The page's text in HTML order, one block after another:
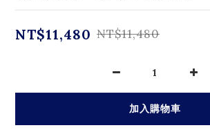
NT$11,480 NT$11,480
加入購物車